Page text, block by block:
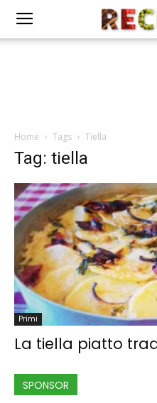
Home Tags Tiella
Tag: tiella
Primi
La tiella piatto
SPONSOR